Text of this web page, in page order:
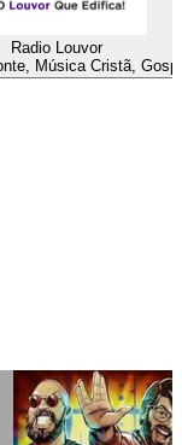
Radio Louvor
Música Cristã,